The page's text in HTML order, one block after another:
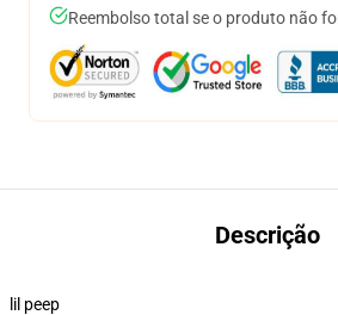
Reembolso total se o produto não
Descrição
lil peep